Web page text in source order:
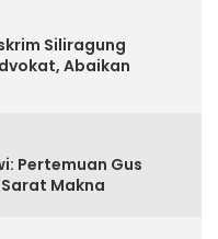
Siliragung
Abaikan
Pertemuan Gus
Makna